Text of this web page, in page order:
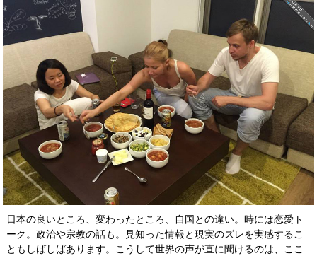
日本の良いところ、変わったところ、自国との違い。時には恋愛ト
ーク。政治や宗教の話も。見知った情報と現実のズレを実感するこ
ともしばしばあります。こうして世界の声が直に聞けるのは、ここ